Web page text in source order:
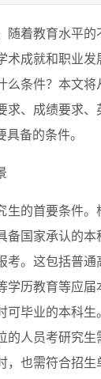
随着教育水平
术成就和职业
么条件？本文将
求、成绩要求
备的条件。
生的首要条件
备国家承认的
考。这包括普
学历教育等应
可毕业的本科
的人员考研究
，也需符合招